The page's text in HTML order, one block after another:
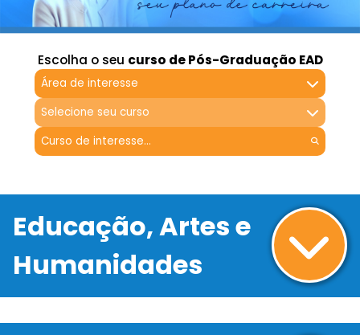
Escolha o seu curso de Pós-Graduação EAD
Área de interesse
Selecione seu curso
Educação, Artes e
Humanidades